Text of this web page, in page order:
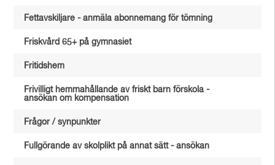
Fettavskiljare - anmäla abonnemang för tömning
Friskvård 65+ på gymnasiet
Fritidshem
Frivilligt hemmahållande av friskt barn förskola -
ansökan om kompensation
Frågor / synpunkter
Fullgörande av skolplikt på annat sätt - ansökan